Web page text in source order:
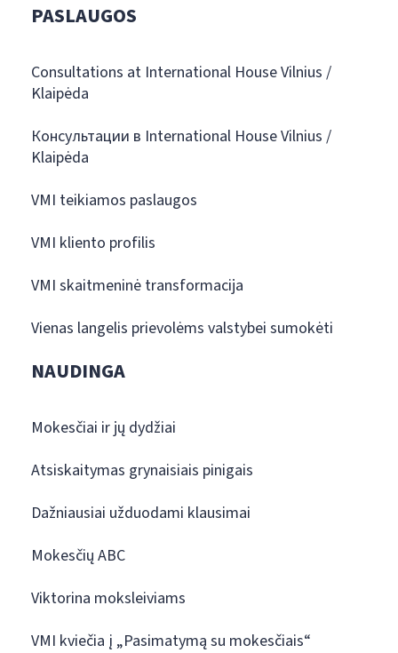
PASLAUGOS
Consultations at International House Vilnius /
Klaipėda
Консультации в International House Vilnius /
Klaipėda
VMI teikiamos paslaugos
VMI kliento profilis
VMI skaitmeninė transformacija
Vienas langelis prievolėms valstybei sumokėti
NAUDINGA
Mokesčiai ir jų dydžiai
Atsiskaitymas grynaisiais pinigais
Dažniausiai užduodami klausimai
Mokesčių ABC
Viktorina moksleiviams
VMI kviečia į „Pasimatymą su mokesčiais“